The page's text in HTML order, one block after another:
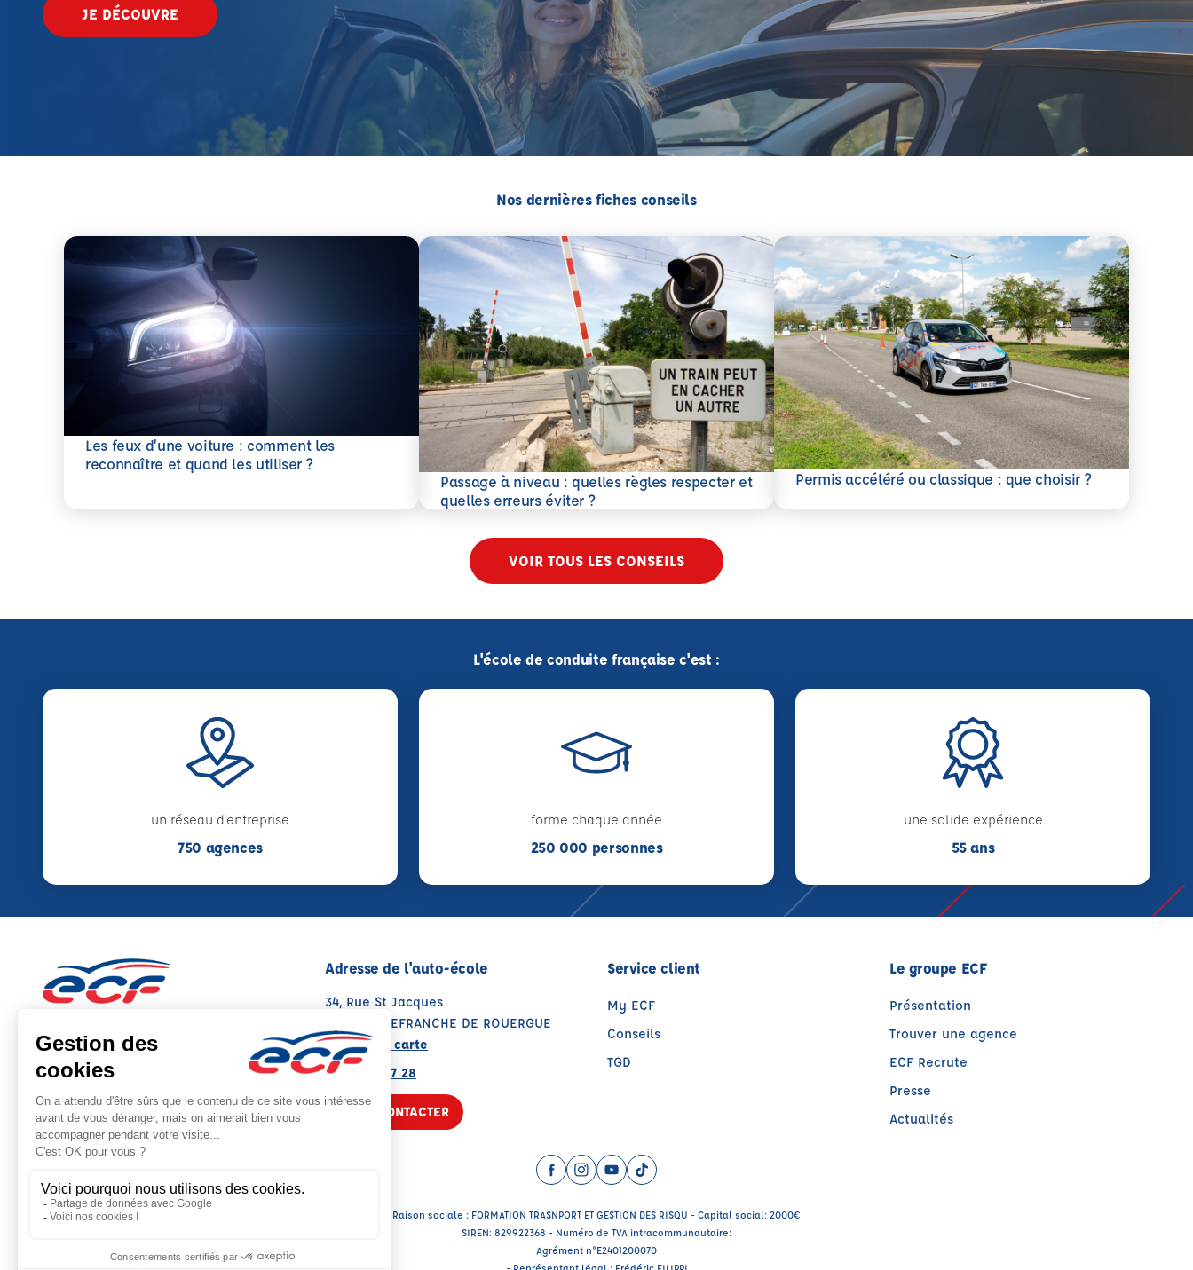
JE DÉCOUVRE
Nos dernières fiches conseils
Les feux d’une voiture : comment les
reconnaître et quand les utiliser ?
En savoir plus
Passage à niveau : quelles règles respecter et
quelles erreurs éviter ?
En savoir plus
Permis accéléré ou classique : que choisir ?
En savoir plus
VOIR TOUS LES CONSEILS
L'école de conduite française c'est :
un réseau d'entreprise
750 agences
forme chaque année
250 000 personnes
une solide expérience
55 ans
Note : 4.6/5
Moyenne calculée sur 108 avis
Adresse de l'auto-école
34, Rue St Jacques
12200 VILLEFRANCHE DE ROUERGUE
Voir sur la carte
05 65 45 37 28
NOUS CONTACTER
Service client
My ECF
Conseils
TGD
Le groupe ECF
Présentation
Trouver une agence
ECF Recrute
Presse
Actualités
Facebook (nouvelle fenêtre)
Instagram (nouvelle fenêtre)
YouTube (nouvelle fenêtre)
TikTok (nouvelle fenêtre)
Raison sociale : FORMATION TRASNPORT ET GESTION DES RISQU - Capital social: 2000€
SIREN: 829922368 - Numéro de TVA intracommunautaire:
Agrément n°E2401200070